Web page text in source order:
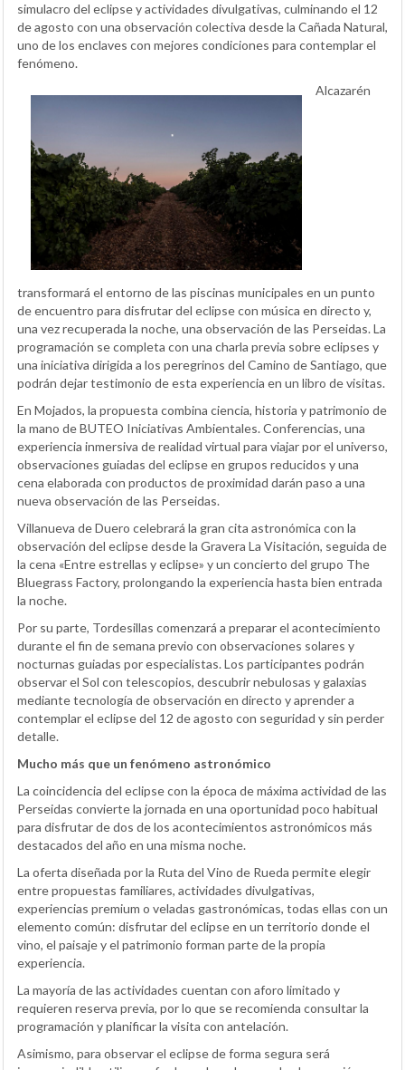
simulacro del eclipse y actividades divulgativas, culminando el 12
de agosto con una observación colectiva desde la Cañada Natural,
uno de los enclaves con mejores condiciones para contemplar el
fenómeno.
Alcazarén
transformará el entorno de las piscinas municipales en un punto
de encuentro para disfrutar del eclipse con música en directo y,
una vez recuperada la noche, una observación de las Perseidas. La
programación se completa con una charla previa sobre eclipses y
una iniciativa dirigida a los peregrinos del Camino de Santiago, que
podrán dejar testimonio de esta experiencia en un libro de visitas.
En Mojados, la propuesta combina ciencia, historia y patrimonio de
la mano de BUTEO Iniciativas Ambientales. Conferencias, una
experiencia inmersiva de realidad virtual para viajar por el universo,
observaciones guiadas del eclipse en grupos reducidos y una
cena elaborada con productos de proximidad darán paso a una
nueva observación de las Perseidas.
Villanueva de Duero celebrará la gran cita astronómica con la
observación del eclipse desde la Gravera La Visitación, seguida de
la cena «Entre estrellas y eclipse» y un concierto del grupo The
Bluegrass Factory, prolongando la experiencia hasta bien entrada
la noche.
Por su parte, Tordesillas comenzará a preparar el acontecimiento
durante el fin de semana previo con observaciones solares y
nocturnas guiadas por especialistas. Los participantes podrán
observar el Sol con telescopios, descubrir nebulosas y galaxias
mediante tecnología de observación en directo y aprender a
contemplar el eclipse del 12 de agosto con seguridad y sin perder
detalle.
Mucho más que un fenómeno astronómico
La coincidencia del eclipse con la época de máxima actividad de las
Perseidas convierte la jornada en una oportunidad poco habitual
para disfrutar de dos de los acontecimientos astronómicos más
destacados del año en una misma noche.
La oferta diseñada por la Ruta del Vino de Rueda permite elegir
entre propuestas familiares, actividades divulgativas,
experiencias premium o veladas gastronómicas, todas ellas con un
elemento común: disfrutar del eclipse en un territorio donde el
vino, el paisaje y el patrimonio forman parte de la propia
experiencia.
La mayoría de las actividades cuentan con aforo limitado y
requieren reserva previa, por lo que se recomienda consultar la
programación y planificar la visita con antelación.
Asimismo, para observar el eclipse de forma segura será